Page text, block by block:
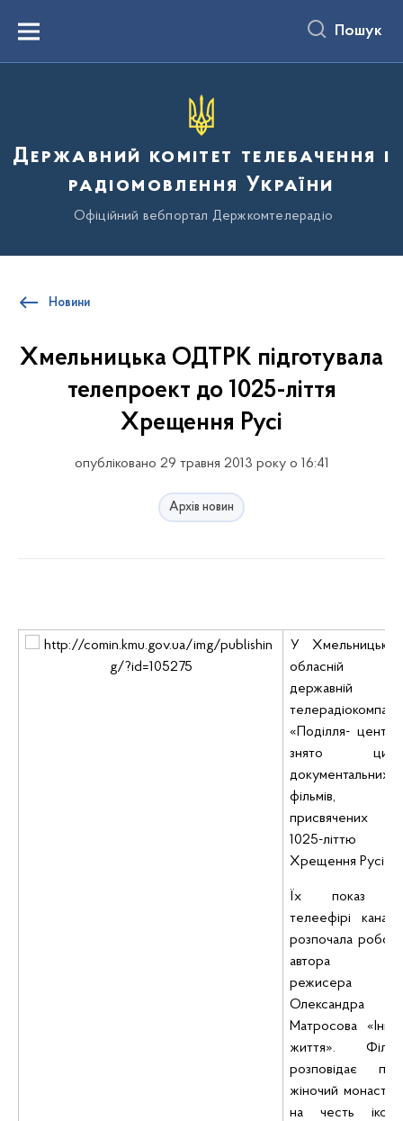
вмістуMenu Пошук
Державний комітет телебачення і
радіомовлення України
Офіційний вебпортал Держкомтелерадіо
Новини
Хмельницька ОДТРК підготувала
телепроект до 1025-ліття
Xрещення Русі
опубліковано 29 травня 2013 року о 16:41
Архів новин
У Хмельницький
обласній
державній
телерадіокомпанії
«Поділля- центр»
знято цикл
документальних
фільмів,
присвячених
1025-літтю
Хрещення Русі.
Їх показ в
телеефірі каналу
розпочала робота
автора і
режисера
Олександра
Матросова «Інше
життя». Фільм
розповідає про
жіночий монастир
на честь ікони